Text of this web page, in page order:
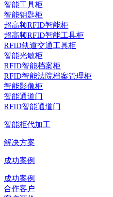
智能工具柜
智能钥匙柜
超高频RFID智能柜
超高频RFID智能工具柜
RFID轨道交通工具柜
智能光敏柜
RFID智能档案柜
RFID智能法院档案管理柜
智能影像柜
智能通道门
RFID智能通道门
智能柜代加工
解决方案
成功案例
成功案例
合作客户